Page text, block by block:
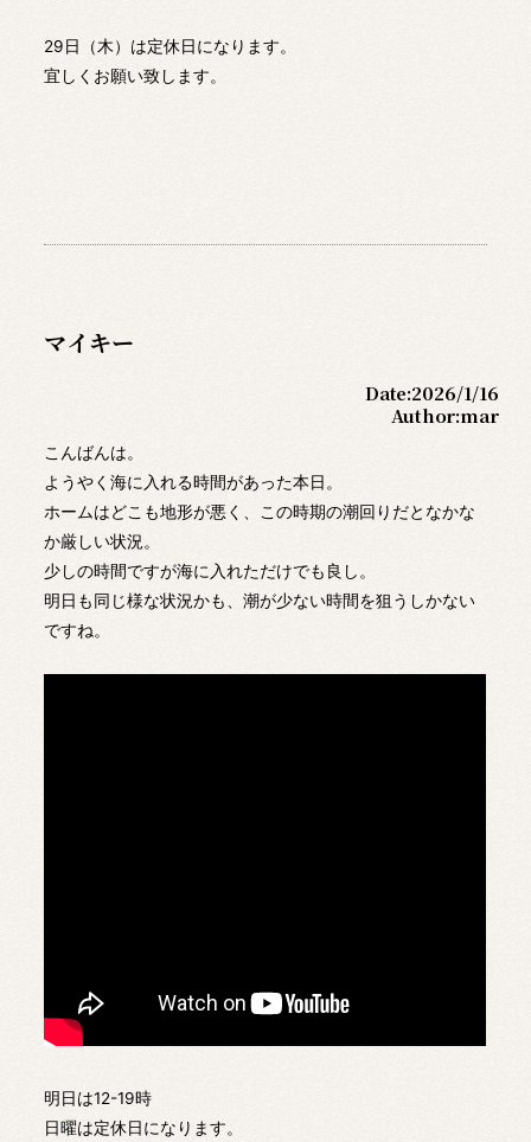
29日（木）は定休日になります。
宜しくお願い致します。
マイキー
Date:2026/1/16
Author:mar
こんばんは。
ようやく海に入れる時間があった本日。
ホームはどこも地形が悪く、この時期の潮回りだとなかな
か厳しい状況。
少しの時間ですが海に入れただけでも良し。
明日も同じ様な状況かも、潮が少ない時間を狙うしかない
ですね。
明日は12-19時
日曜は定休日になります。